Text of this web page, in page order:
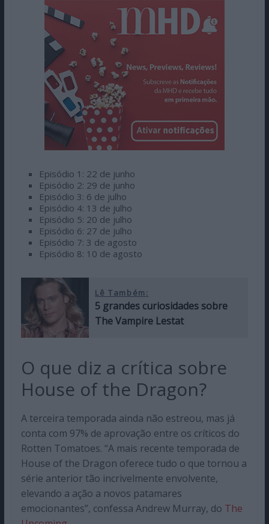
Episódio 1: 22 de junho
Episódio 2: 29 de junho
Episódio 3: 6 de julho
Episódio 4: 13 de julho
Episódio 5: 20 de julho
Episódio 6: 27 de julho
Episódio 7: 3 de agosto
Episódio 8: 10 de agosto
Lê Também:
5 grandes curiosidades sobre
The Vampire Lestat
O que diz a crítica sobre
House of the Dragon?
A terceira temporada ainda não estreou, mas já
conta com 97% de aprovação entre os críticos do
Rotten Tomatoes. “A mais recente temporada de
House of the Dragon oferece tudo o que tornou a
série anterior tão incrivelmente envolvente,
elevando a ação a novos patamares
emocionantes”, confessa Andrew Murray, do The